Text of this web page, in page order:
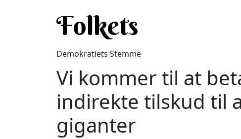
Folkets
Demokratiets Stemme
Vi kommer til at
indirekte tilskud til
giganter